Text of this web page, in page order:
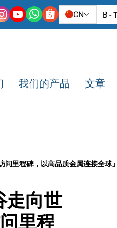
CN ฿ -
我们的产品 文章
里程碑，以高品质金属连接全球」
走向世
里程